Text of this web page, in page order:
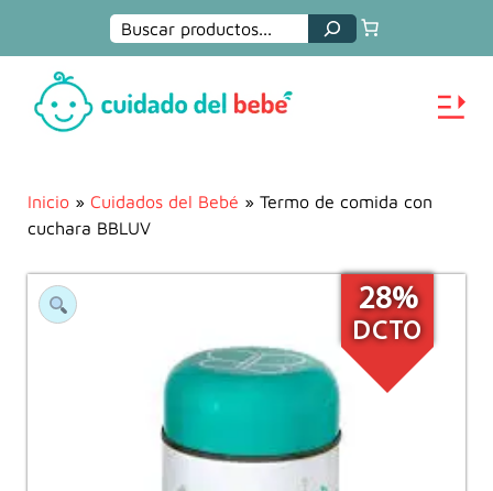
Buscar
Inicio » Cuidados del Bebé » Termo de comida con
cuchara BBLUV
28%
DCTO